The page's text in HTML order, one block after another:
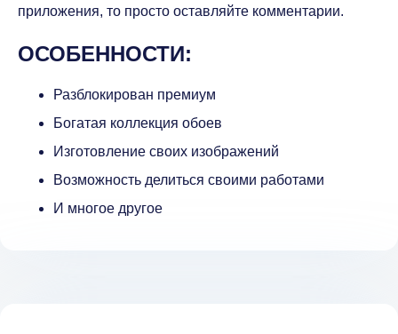
приложения, то просто оставляйте комментарии.
ОСОБЕННОСТИ:
Разблокирован премиум
Богатая коллекция обоев
Изготовление своих изображений
Возможность делиться своими работами
И многое другое